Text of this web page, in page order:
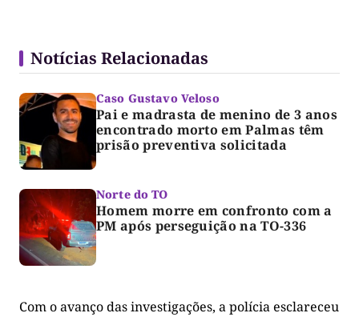
Notícias Relacionadas
Caso Gustavo Veloso
Pai e madrasta de menino de 3 anos
encontrado morto em Palmas têm
prisão preventiva solicitada
Norte do TO
Homem morre em confronto com a
PM após perseguição na TO-336
Com o avanço das investigações, a polícia esclareceu